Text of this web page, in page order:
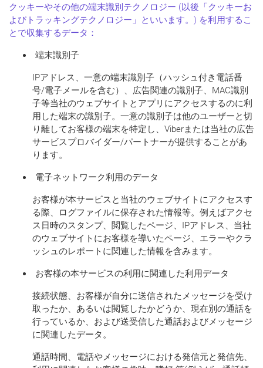
クッキーやその他の端末識別テクノロジー (以後「クッキーお
よびトラッキングテクノロジー 」といいます。) を利用するこ
とで収集するデータ：
端末識別子
IPアドレス、一意の端末識別子（ハッシュ付き電話番
号/電子メールを含む）、広告関連の識別子、MAC識別
子等当社のウェブサイトとアプリにアクセスするのに利
用した端末の識別子。一意の識別子は他のユーザーと切
り離してお客様の端末を特定し、Viberまたは当社の広告
サービスプロバイダー/パートナーが提供することがあ
ります。
電子ネットワーク利用のデータ
お客様が本サービスと当社のウェブサイトにアクセスす
る際、ログファイルに保存された情報等。例えばアクセ
ス日時のスタンプ、閲覧したページ、IPアドレス、当社
のウェブサイトにお客様を導いたページ、エラーやクラ
ッシュのレポートに関連した情報を含みます。
お客様の本サービスの利用に関連した利用データ
接続状態、お客様が自分に送信されたメッセージを受け
取ったか、あるいは閲覧したかどうか、現在別の通話を
行っているか、および送受信した通話およびメッセージ
に関連したデータ。
通話時間、電話やメッセージにおける発信元と発信先、